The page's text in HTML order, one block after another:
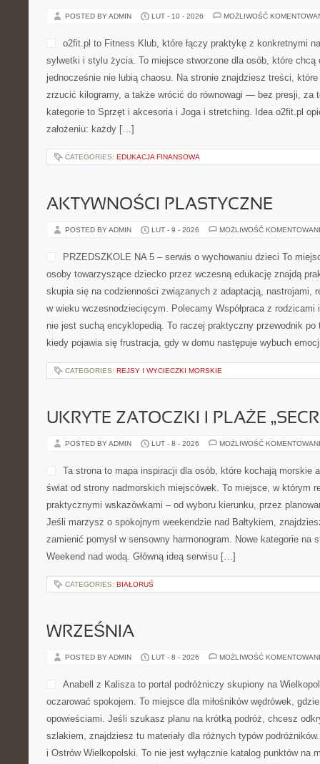
POSTED BY ADMIN LUT - 10 - 2026 MOŻLIWOŚĆ
o2fit.pl to Fitness Klub, które łączy praktykę z konkretnymi
sylwetki i stylu życia. To miejsce stworzone dla osób, które chcą
jednocześnie nie lubią chaosu. Na stronie znajdziesz treści,
zrzucić kilogramy, a także wrócić do równowagi — bez presji, za
kategorie to Sprzęt i akcesoria i Joga i stretching. Idea o2fit.pl
założeniu: każdy […]
CATEGORIES: EDUKACJA FINANSOWA
AKTYWNOŚCI PLASTYCZNE
POSTED BY ADMIN LUT - 9 - 2026 MOŻLIWOŚĆ
PRZEDSZKOLE NA 5 – serwis o wychowaniu dzieci To
osoby towarzyszące dziecko przez wczesną edukację znajdą
skupia się na codzienności związanych z adaptacją, nastrojami,
w wieku wczesnodziecięcym. Polecamy Współpraca z rodzicami
nie jest suchą encyklopedią. To raczej praktyczny przewodnik
kiedy pojawia się frustracja, gdy w domu następuje wybuch
CATEGORIES: REJSY I WYCIECZKI MORSKIE
UKRYTE ZATOCZKI I PLAŻE
POSTED BY ADMIN LUT - 8 - 2026 MOŻLIWOŚĆ
Ta strona to mapa inspiracji dla osób, które kochają morskie
świat od strony nadmorskich miejscówek. To miejsce, w którym
praktycznymi wskazówkami – od wyboru kierunku, przez
Jeśli marzysz o spokojnym weekendzie nad Bałtykiem,
zamienić pomysł w sensowny harmonogram. Nowe kategorie na
Weekend nad wodą. Główną ideą serwisu […]
CATEGORIES: BIAŁORUŚ
WRZEŚNIA
POSTED BY ADMIN LUT - 8 - 2026 MOŻLIWOŚĆ
Anabell z Kalisza to portal podróżniczy skupiony na
oczarować spokojem. To miejsce dla miłośników wędrówek,
opowieściami. Jeśli szukasz planu na krótką podróż, chcesz
szlakiem, znajdziesz tu materiały dla różnych typów
i Ostrów Wielkopolski. To nie jest wyłącznie katalog punktów na